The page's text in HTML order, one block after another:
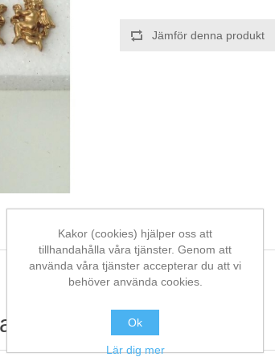
Jämför denna produkt
köpte också
Kakor (cookies) hjälper oss att
tillhandahålla våra tjänster. Genom att
använda våra tjänster accepterar du att vi
behöver använda cookies.
Ok
Lär dig mer